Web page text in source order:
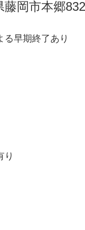
藤岡市本郷
る早期終了あり
り